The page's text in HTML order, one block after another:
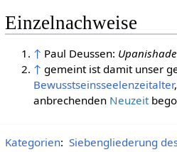
Einzelnachweise
↑ Paul Deussen:
↑ gemeint ist damit unser
Bewusstseinsseelenzeitalter